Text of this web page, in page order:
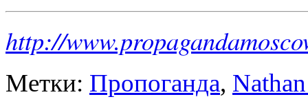
http://
Метки: Пропоганда,